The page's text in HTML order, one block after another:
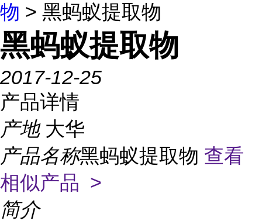
物 > 黑蚂蚁提取物
黑蚂蚁提取物
2017-12-25
产品详情
产地 大华
产品名称黑蚂蚁提取物 查看
相似产品 >
简介